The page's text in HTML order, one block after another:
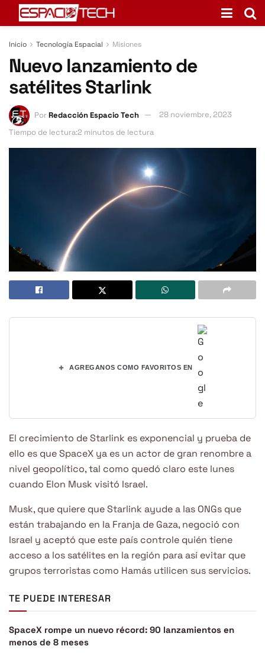
Inicio Tecnología Espacial Misiones
Nuevo lanzamiento de
satélites Starlink
PorRedacción Espacio Tech
28 noviembre, 2023
Tiempo de lectura:2 minutos de lectura
+ AGREGANOS COMO FAVORITOS EN
El crecimiento de Starlink es exponencial y prueba de
ello es que SpaceX ya es un actor de gran renombre a
nivel geopolítico, tal como quedó claro este lunes
cuando Elon Musk visitó Israel.
Musk, que quiere que Starlink ayude a las ONGs que
están trabajando en la Franja de Gaza, negoció con
Israel y aceptó que este país controle quién tiene
acceso a los satélites en la región para así evitar que
grupos terroristas como Hamás utilicen sus servicios.
TE PUEDE INTERESAR
SpaceX rompe un nuevo récord: 90 lanzamientos en
menos de 8 meses